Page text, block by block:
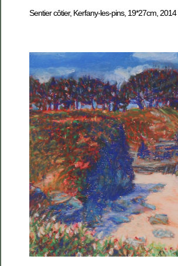
Sentier côtier, Kerfany-les-pins, 19*27cm, 2014